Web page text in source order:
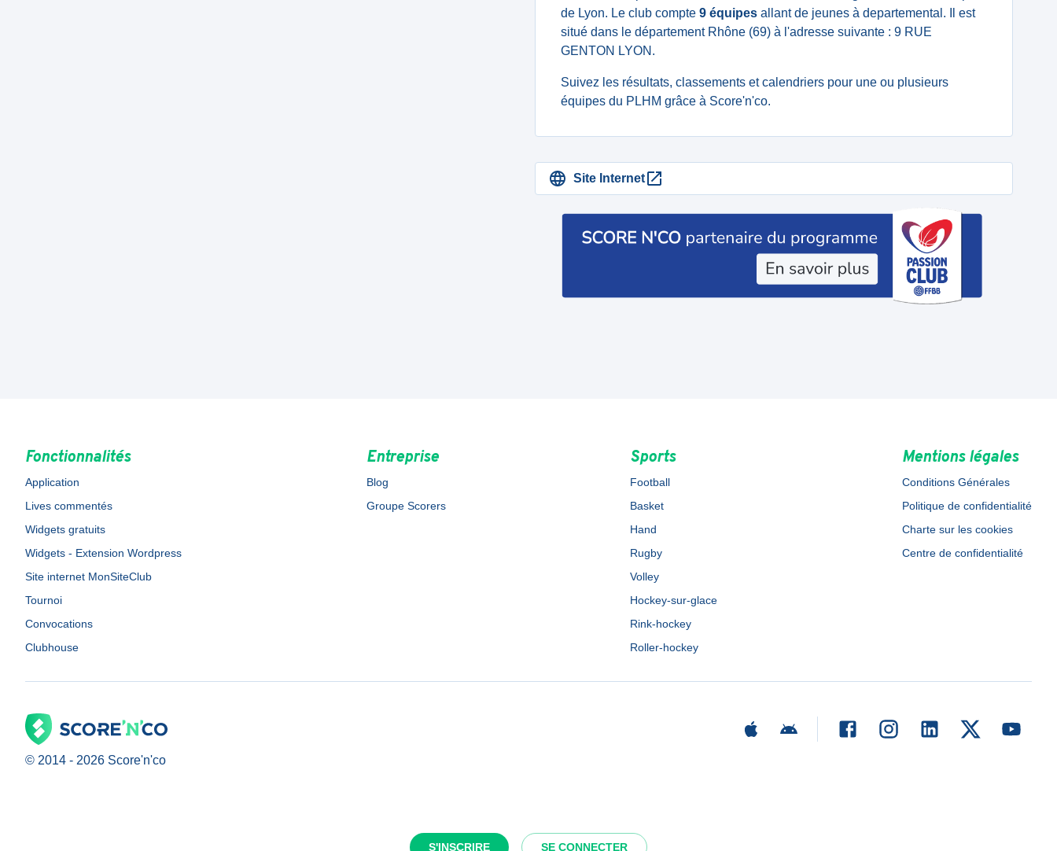
S'INSCRIRE SE CONNECTER
de Lyon. Le club compte 9 équipes allant de jeunes à departemental. Il est
situé dans le département Rhône (69) à l'adresse suivante : 9 RUE
GENTON LYON.
Suivez les résultats, classements et calendriers pour une ou plusieurs
équipes du PLHM grâce à Score'n'co.
Site Internet
Fonctionnalités
Application
Lives commentés
Widgets gratuits
Widgets - Extension Wordpress
Site internet MonSiteClub
Tournoi
Convocations
Clubhouse
Entreprise
Blog
Groupe Scorers
Sports
Football
Basket
Hand
Rugby
Volley
Hockey-sur-glace
Rink-hockey
Roller-hockey
Mentions légales
Conditions Générales
Politique de confidentialité
Charte sur les cookies
Centre de confidentialité
© 2014 - 2026 Score'n'co